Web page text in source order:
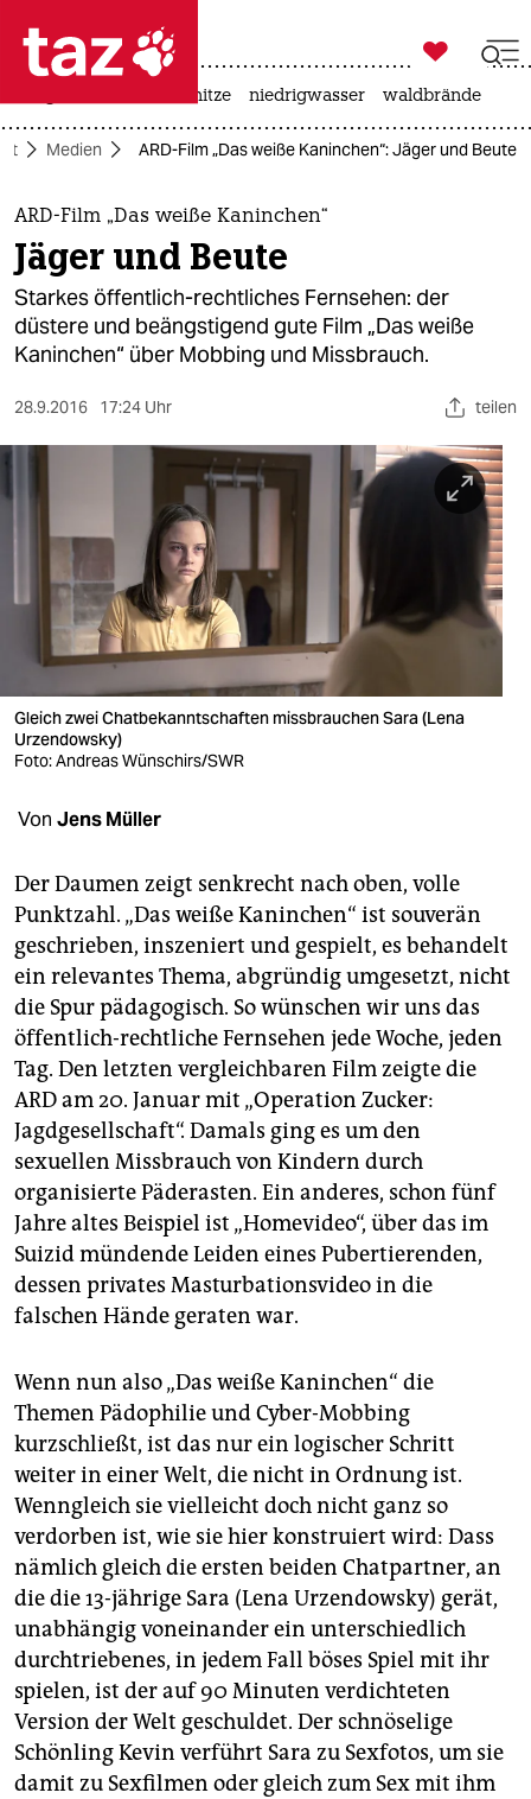
 taz zahl ich
taz zahl ich
themen
politik
öko
berlin
nord
wahrheit
verlag
verlag
shop
fragen & hilfe
unterstützen
abo
genossenschaft
epaper login

taz zahl ich
hitze niedrigwasser waldbrände
Medien ARD-Film „Das weiße Kaninchen“: Jäger und Beute
ARD-Film „Das weiße Kaninchen“
Jäger und Beute
Starkes öffentlich-rechtliches Fernsehen: der
düstere und beängstigend gute Film „Das weiße
Kaninchen“ über Mobbing und Missbrauch.
28.9.2016 17:24 Uhr teilen
Gleich zwei Chatbekanntschaften missbrauchen Sara (Lena
Urzendowsky)
Foto: Andreas Wünschirs/SWR
Von Jens Müller
Der Daumen zeigt senkrecht nach oben, volle
Punktzahl. „Das weiße Kaninchen“ ist souverän
geschrieben, inszeniert und gespielt, es behandelt
ein relevantes Thema, abgründig umgesetzt, nicht
die Spur pädagogisch. So wünschen wir uns das
öffentlich-rechtliche Fernsehen jede Woche, jeden
Tag. Den letzten vergleichbaren Film zeigte die
ARD am 20. Januar mit „Operation Zucker:
Jagdgesellschaft“. Damals ging es um den
sexuellen Missbrauch von Kindern durch
organisierte Päderasten. Ein anderes, schon fünf
Jahre altes Beispiel ist „Homevideo“, über das im
Suizid mündende Leiden eines Pubertierenden,
dessen privates Masturbationsvideo in die
falschen Hände geraten war.
Wenn nun also „Das weiße Kaninchen“ die
Themen Pädophilie und Cyber-Mobbing
kurzschließt, ist das nur ein logischer Schritt
weiter in einer Welt, die nicht in Ordnung ist.
Wenngleich sie vielleicht doch nicht ganz so
verdorben ist, wie sie hier konstruiert wird: Dass
nämlich gleich die ersten beiden Chatpartner, an
die die 13-jährige Sara (Lena Urzendowsky) gerät,
unabhängig voneinander ein unterschiedlich
durchtriebenes, in jedem Fall böses Spiel mit ihr
spielen, ist der auf 90 Minuten verdichteten
Version der Welt geschuldet. Der schnöselige
Schönling Kevin verführt Sara zu Sexfotos, um sie
damit zu Sexfilmen oder gleich zum Sex mit ihm